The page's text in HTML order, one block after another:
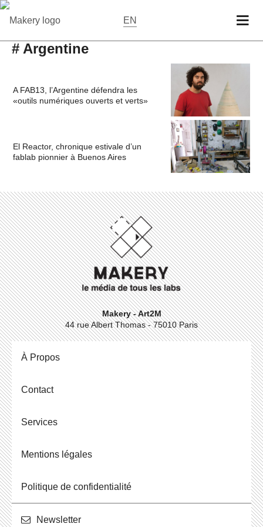
EN
# Argentine
A FAB13, l’Argentine défendra les
«outils numériques ouverts et verts»
El Reactor, chronique estivale d’un
fablab pionnier à Buenos Aires
Makery - Art2M
44 rue Albert Thomas - 75010 Paris
À Propos
Contact
Ser­vices
Men­tions légales
Po­li­tique de confidentialité
News­let­ter